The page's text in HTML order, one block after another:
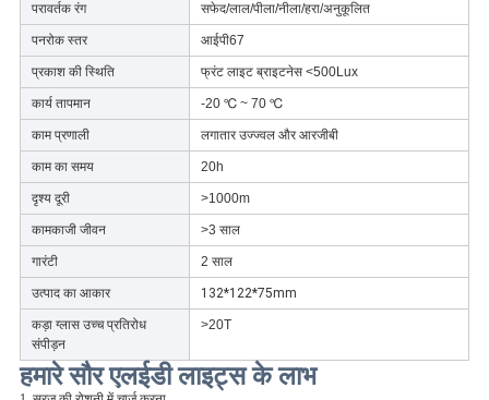
परावर्तक रंग सफेद/लाल/पीला/नीला/हरा/अनुकूलित
पनरोक स्तर आईपी67
प्रकाश की स्थिति फ्रंट लाइट ब्राइटनेस <500Lux
कार्य तापमान -20 ℃ ~ 70 ℃
काम प्रणाली लगातार उज्ज्वल और आरजीबी
काम का समय 20h
दृश्य दूरी >1000m
कामकाजी जीवन >3 साल
गारंटी 2 साल
उत्पाद का आकार 132*122*75mm
कड़ा ग्लास उच्च प्रतिरोध
संपीड़न
>20T
हमारे सौर एलईडी लाइट्स के लाभ